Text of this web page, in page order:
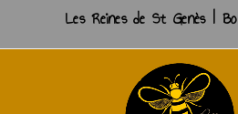
Les Reines de St Genès |